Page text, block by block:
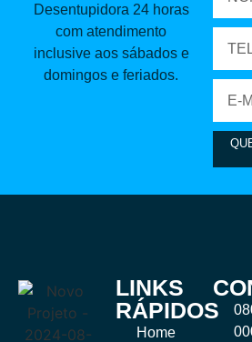
Desentupidora 24 horas
com atendimento
inclusive aos sábados e
domingos e feriados.
LINKS
RÁPIDOS
Home